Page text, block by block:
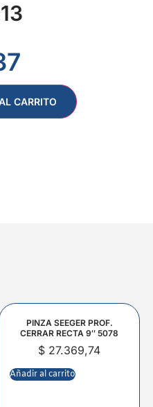
CARRITO
PINZA SEEGER PROF.
CERRAR RECTA 9″ 5078
$ 27.369,74
Añadir al carrito